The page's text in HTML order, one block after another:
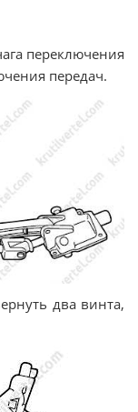
переключения
передач.
два винта,